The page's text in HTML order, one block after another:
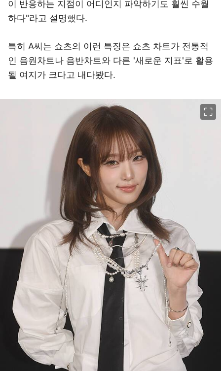
이 반응하는 지점이 어디인지 파악하기도 훨씬 수월
하다"라고 설명했다.
특히 A씨는 쇼츠의 이런 특징은 쇼츠 차트가 전통적
인 음원차트나 음반차트와 다른 '새로운 지표'로 활용
될 여지가 크다고 내다봤다.